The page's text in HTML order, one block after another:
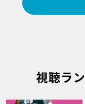
視聴ラ